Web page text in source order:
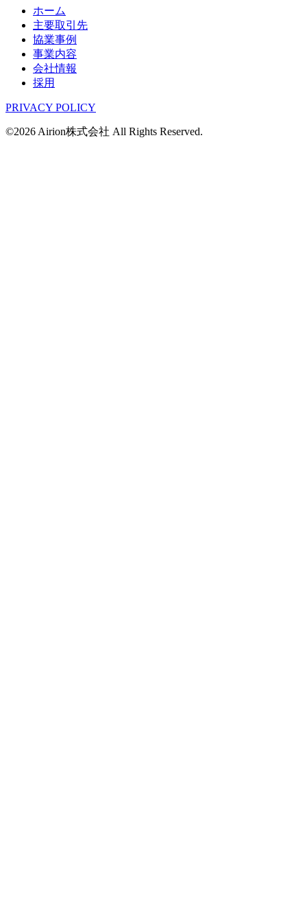
ホーム
主要取引先
協業事例
事業内容
会社情報
採用
PRIVACY POLICY
©2026 Airion株式会社 All Rights Reserved.